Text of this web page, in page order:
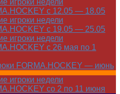
игроки недели
с 12.05 — 18.05
игроки недели
с 19.05 — 25.05
игроки недели
с 26 мая по 1
FORMA.HOCKEY — июнь
игроки недели
со 2 по 11 июня